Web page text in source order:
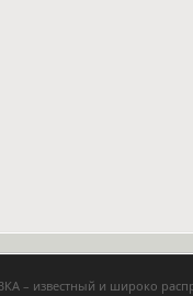
– известный и широко